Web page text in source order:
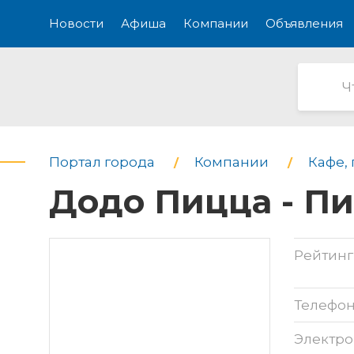
Новости Афиша Компании Объявления
Портал города Компании Кафе,
Додо Пицца -
Рейтинг
Телефон